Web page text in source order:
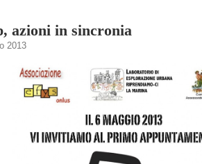
azioni in sincronia
2013